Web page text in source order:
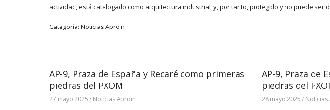
actividad, está catalogado como arquitectura industrial, y, por tanto, protegido y no puede ser
Categoría: Noticias Aproin
AP-9, Praza de España y Recaré como primeras
piedras del PXOM
27 mayo 2025 / Noticias Aproin
AP-9, Praza de
piedras del
28 mayo 2025 / Noticias